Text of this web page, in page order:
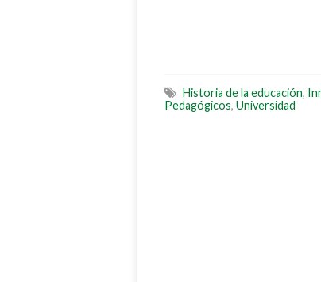
Historia de la educación,
Pedagógicos, Universidad